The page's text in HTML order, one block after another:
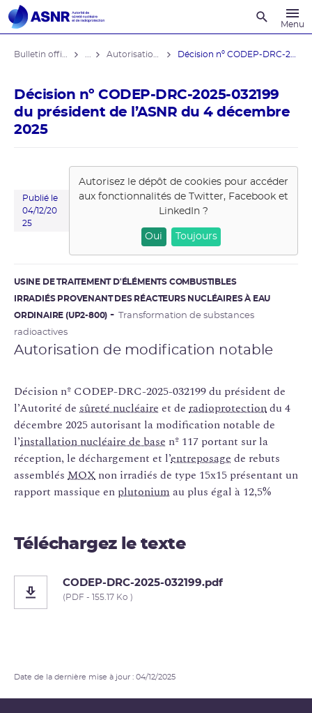
Menu
Décision nº CODEP-DRC-2025-032199
du président de l’ASNR du 4 décembre
2025
Publié le
04/12/20
25
Autorisez le dépôt de cookies pour accéder
aux fonctionnalités de Twitter, Facebook et
LinkedIn?
Oui Toujours
USINE DE TRAITEMENT D'ÉLÉMENTS COMBUSTIBLES
IRRADIÉS PROVENANT DES RÉACTEURS NUCLÉAIRES À EAU
ORDINAIRE (UP2-800)
Transformation de substances
radioactives
Autorisation de modification notable
Décision nº CODEP-DRC-2025-032199 du président de
l’Autorité de sûreté nucléaire et de radioprotectiondu 4
décembre 2025 autorisant la modification notable de
l’installation nucléaire de base nº 117 portant sur la
réception, le déchargement et l’entreposage de rebuts
assemblés MOX non irradiés de type 15x15 présentant un
rapport massique en plutonium au plus égal à 12,5%
Téléchargez le texte
CODEP-DRC-2025-032199.pdf
(PDF - 155.17 Ko )
Date de la dernière mise à jour : 04/12/2025